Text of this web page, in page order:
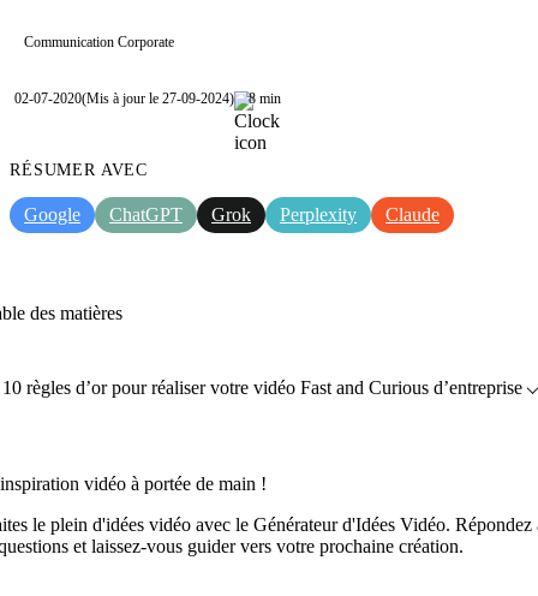
Communication Corporate
02-07-2020(Mis à jour le 27-09-2024) 8 min
RÉSUMER AVEC
Google ChatGPT Grok Perplexity Claude
des matières
10 règles d’or pour réaliser votre vidéo Fast and Curious d’entreprise
vidéo à portée de main !
le plein d'idées vidéo avec le Générateur d'Idées Vidéo. Répondez
et laissez-vous guider vers votre prochaine création.